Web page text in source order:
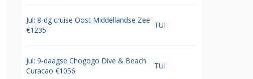
Jul: 8-dg cruise Oost Middellandse Zee
€1235
TUI
Jul: 9-daagse Chogogo Dive & Beach
Curacao €1056
TUI